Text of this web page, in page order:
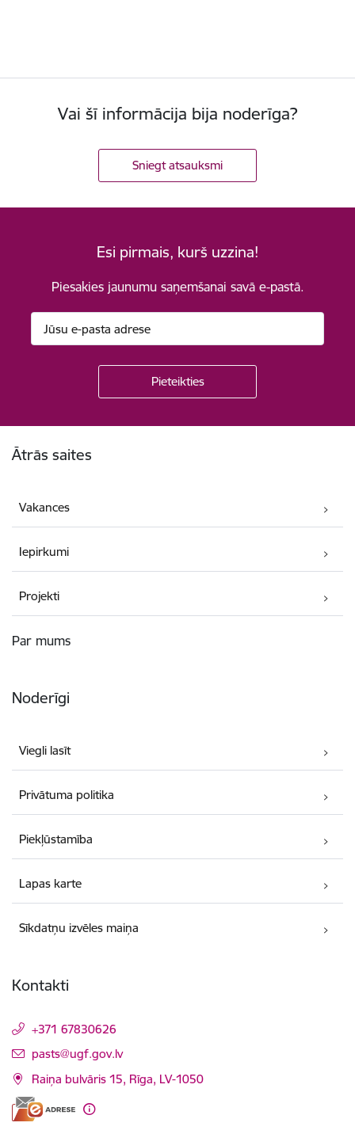
Vai šī informācija bija noderīga?
Sniegt atsauksmi
Esi pirmais, kurš uzzina!
Piesakies jaunumu saņemšanai savā e-pastā.
Ātrās saites
Vakances
Iepirkumi
Projekti
Par mums
Noderīgi
Viegli lasīt
Privātuma politika
Piekļūstamība
Lapas karte
Sīkdatņu izvēles maiņa
Kontakti
+371 67830626
E-pasts:
pasts@ugf.gov.lv
Raiņa bulvāris 15, Rīga, LV-1050